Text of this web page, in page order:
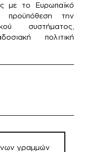
με το Ευρωπαϊκό
προϋπόθεση την
συστήματος,
πολιτική
γραμμών